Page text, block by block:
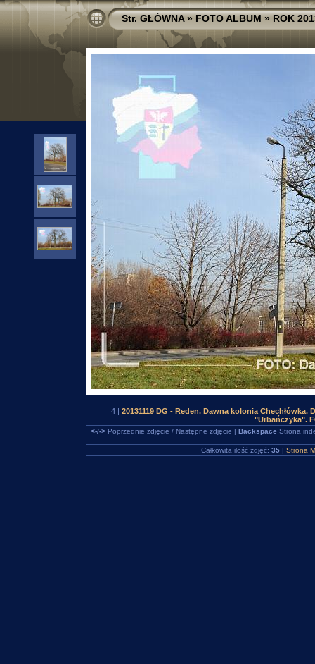
Str. GŁÓWNA»FOTO ALBUM»ROK
4 | 20131119 DG - Reden. Dawna kolonia
"Urbańczyka".
<-/->Poprzednie zdjęcie / Następne zdjęcie | Backspace Strona
Całkowita ilość zdjęć: 35 | Strona